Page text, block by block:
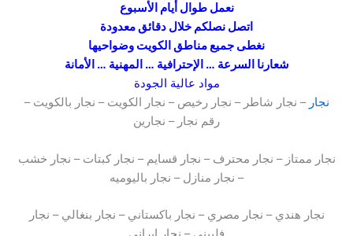
نعمل طوال أيام الأسبوع
اتصل نصلكم خلال دقائق معدودة
نغطى جميع مناطق الكويت وضواحيها
شعارنا السرعة … الإحترافية … المهنية … الأمانة
مواد عالية الجودة
نجار – نجار شاطر – نجار رخيص – نجار الكويت – نجار بالكويت –
رقم نجار – نجارين
نجار ممتاز – نجار محترف – نجار قسايم – نجار كبتات – نجار خشب
– نجار منازل – نجار باليوميه
نجار هندي – نجار مصري – نجار باكستاني – نجار بنغالي – نجار